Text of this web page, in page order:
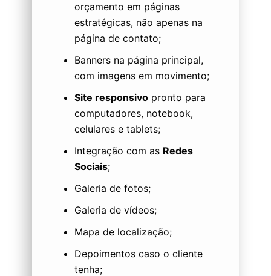
orçamento em páginas
estratégicas, não apenas na
página de contato;
Banners na página principal,
com imagens em movimento;
Site responsivo pronto para
computadores, notebook,
celulares e tablets;
Integração com as Redes
Sociais;
Galeria de fotos;
Galeria de vídeos;
Mapa de localização;
Depoimentos caso o cliente
tenha;